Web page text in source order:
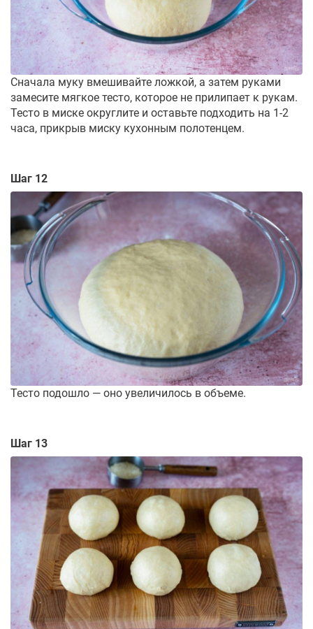
Сначала муку вмешивайте ложкой, а затем руками
замесите мягкое тесто, которое не прилипает к рукам.
Тесто в миске округлите и оставьте подходить на 1-2
часа, прикрыв миску кухонным полотенцем.
Шаг 12
Тесто подошло — оно увеличилось в объеме.
Шаг 13